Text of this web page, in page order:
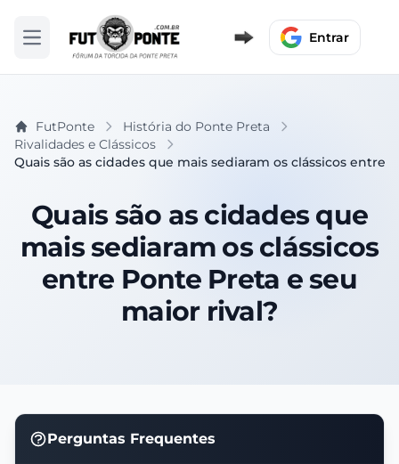
Abrir menu Entrar
FutPonte
História do Ponte Preta
Rivalidades e Clássicos
Quais são as cidades que mais sediaram os clássicos entre
Quais são as cidades que
mais sediaram os clássicos
entre Ponte Preta e seu
maior rival?
Perguntas Frequentes